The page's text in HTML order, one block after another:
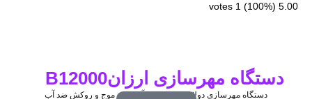
5.00
(100%)
1
دستگاه مهرسازی ارزانB12000
دستگاه مهرسازی دولامپ هیتاچی با آیینه ضد موج و روکش ضد آب